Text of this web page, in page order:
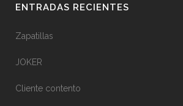
ENTRADAS RECIENTES
Zapatillas
JOKER
Cliente contento